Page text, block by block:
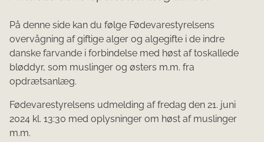
På denne side kan du følge Fødevarestyrelsens
overvågning af giftige alger og algegifte i de indre
danske farvande i forbindelse med høst af toskallede
blødd​yr, som muslinger og østers m.m. fra
opdrætsanlæg.
Fødevarestyrelsens udmelding af fredag den 21. juni
2024 kl. 13:30 med oplysninger om høst af muslinger
m.m.